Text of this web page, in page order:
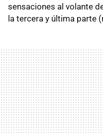
sensaciones al volante
la tercera y última parte